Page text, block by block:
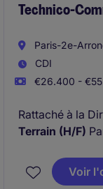
Technico-
Paris-2e-
CDI
€26.400 -
Rattaché à la
Terrain (H/F)
et BtoB.
Vous assurez
Voir